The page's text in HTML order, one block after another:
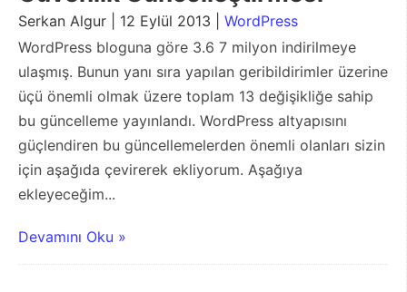
Serkan Algur | 12 Eylül 2013 | WordPress
WordPress bloguna göre 3.6 7 milyon indirilmeye
ulaşmış. Bunun yanı sıra yapılan geribildirimler üzerine
üçü önemli olmak üzere toplam 13 değişikliğe sahip
bu güncelleme yayınlandı. WordPress altyapısını
güçlendiren bu güncellemelerden önemli olanları sizin
için aşağıda çevirerek ekliyorum. Aşağıya
ekleyeceğim...
Devamını Oku »